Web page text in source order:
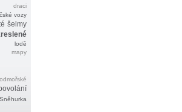
draci
vozy
šelmy
lodě
mapy
Sněhurka